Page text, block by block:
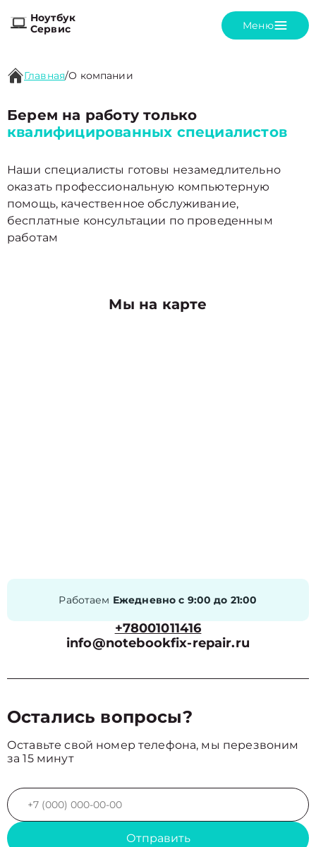
Ноутбук
Сервис
Меню
Главная/О компании
Берем на работу только
квалифицированных специалистов
Наши специалисты готовы незамедлительно
оказать профессиональную компьютерную
помощь, качественное обслуживание,
бесплатные консультации по проведенным
работам
Мы на карте
Работаем Ежедневно с 9:00 до 21:00
+78001011416
info@notebookfix-repair.ru
Остались вопросы?
Оставьте свой номер телефона, мы перезвоним
за 15 минут
Отправить